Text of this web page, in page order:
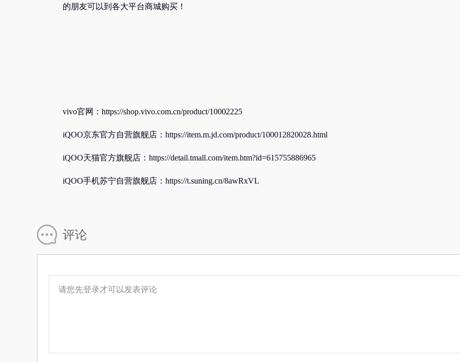
的朋友可以到各大平台商城购买！
vivo官网：https://shop.vivo.com.cn/product/10002225
iQOO京东官方自营旗舰店：https://item.m.jd.com/product/100012820028.html
iQOO天猫官方旗舰店：https://detail.tmall.com/item.htm?id=615755886965
iQOO手机苏宁自营旗舰店：https://t.suning.cn/8awRxVL
评论